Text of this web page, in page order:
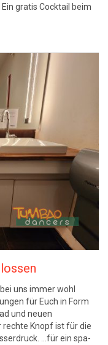
gratis Cocktail beim
uns immer wohl
für Euch in Form
und neuen
rechte Knopf ist für die
…für ein spa-